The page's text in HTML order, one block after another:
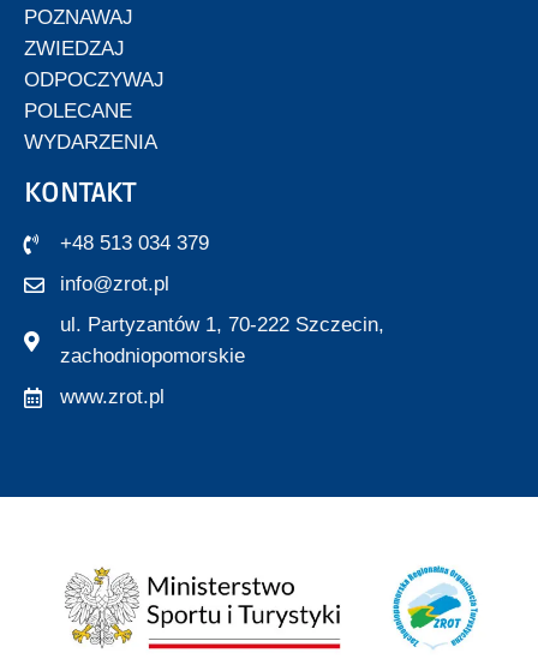
POZNAWAJ
ZWIEDZAJ
ODPOCZYWAJ
POLECANE
WYDARZENIA
KONTAKT
+48 513 034 379
info@zrot.pl
ul. Partyzantów 1, 70-222 Szczecin,
zachodniopomorskie
www.zrot.pl